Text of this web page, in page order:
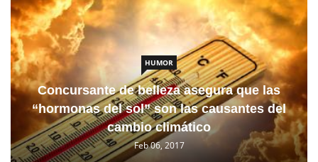
HUMOR
Concursante de belleza asegura que las
“hormonas del sol” son las causantes del
cambio climático
Feb 06, 2017